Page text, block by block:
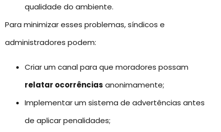
qualidade do ambiente.
Para minimizar esses problemas, síndicos e
administradores podem:
Criar um canal para que moradores possam
relatar ocorrências anonimamente;
Implementar um sistema de advertências antes
de aplicar penalidades;